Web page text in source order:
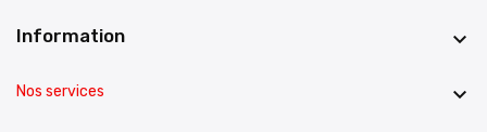
Information 
Nos services 